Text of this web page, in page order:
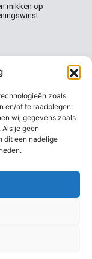
zoals
en/of te raadplegen.
wij gegevens zoals
je geen
dit een nadelige
mikken op
blijven dicht bij
zijn hoogste